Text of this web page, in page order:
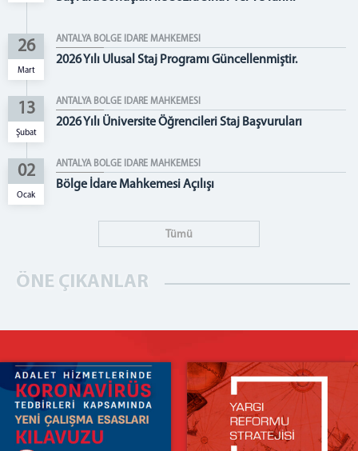
BİRİMLER
İdari İşler Müdürlüğü
Bilgi İşlem Bürosu
Medya İletişim Bürosu
MÜLHAKATLAR
Isparta 1. İdare Mahkemesi
26
Mart
ANTALYA BÖLGE İDARE MAHKEMESİ
2026 Yılı Ulusal Staj Programı Güncellenmiştir.
13
Şubat
ANTALYA BÖLGE İDARE MAHKEMESİ
2026 Yılı Üniversite Öğrencileri Staj Başvuruları
02
Ocak
ANTALYA BÖLGE İDARE MAHKEMESİ
Bölge İdare Mahkemesi Açılışı
Tümü
ÖNE ÇIKANLAR